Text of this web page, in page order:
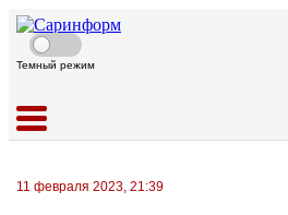
Темный режим
11 февраля 2023, 21:39